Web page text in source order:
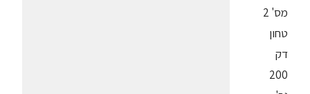
מס' 2
טחון
דק
200